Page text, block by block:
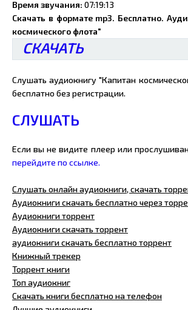
Время звучания: 07:19:13
Скачать в формате mp3. Бесплатно.
космического флота"
СКАЧАТЬ
Слушать аудиокнигу "Капитан
бесплатно без регистрации.
СЛУШАТЬ
Если вы не видите плеер или
перейдите по ссылке.
Слушать онлайн аудиокниги, скачать
Аудиокниги скачать бесплатно через
Аудиокниги торрент
Аудиокниги скачать торрент
аудиокниги скачать бесплатно торрент
Книжный трекер
Торрент книги
Топ аудиокниг
Скачать книги бесплатно на телефон